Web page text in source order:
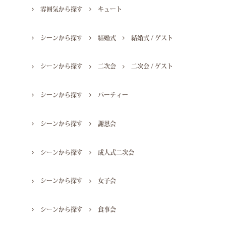
雰囲気から探す キュート
シーンから探す 結婚式 結婚式 / ゲスト
シーンから探す 二次会 二次会 / ゲスト
シーンから探す パーティー
シーンから探す 謝恩会
シーンから探す 成人式二次会
シーンから探す 女子会
シーンから探す 食事会